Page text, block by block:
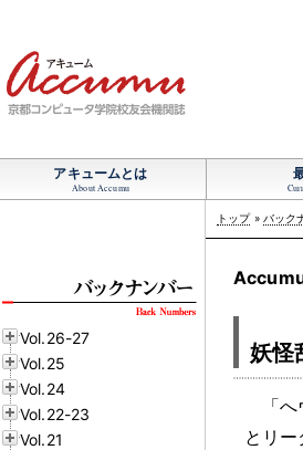
アキュームとは
About Accumu
Vol.26-27
Vol.25
Vol.24
Vol.22-23
Vol.21
トップ» バック
妖
「
とリ